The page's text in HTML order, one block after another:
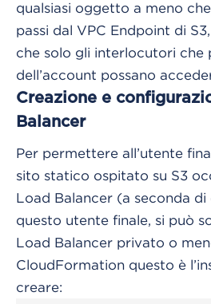
qualsiasi oggetto a meno
passi dal VPC Endpoint di
che solo gli interlocutori che
dell’account possano
Creazione e
Balancer
Per permettere all’utente
sito statico ospitato su S3
Load Balancer (a seconda di
questo utente finale, si può
Load Balancer privato o
CloudFormation questo è
creare: